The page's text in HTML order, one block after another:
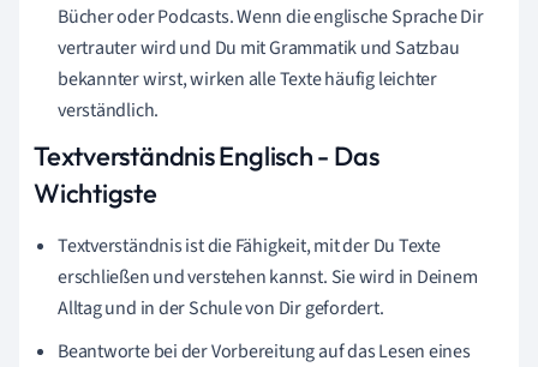
Bücher oder Podcasts. Wenn die englische Sprache Dir
vertrauter wird und Du mit Grammatik und Satzbau
bekannter wirst, wirken alle Texte häufig leichter
verständlich.
Textverständnis Englisch - Das
Wichtigste
Textverständnis ist die Fähigkeit, mit der Du Texte
erschließen und verstehen kannst. Sie wird in Deinem
Alltag und in der Schule von Dir gefordert.
Beantworte bei der Vorbereitung auf das Lesen eines